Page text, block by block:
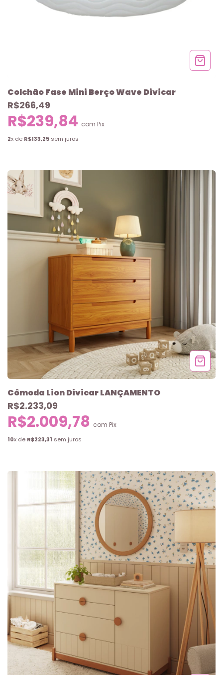
Colchão Fase Mini Berço Wave Divicar
R$266,49
R$239,84 com Pix
2x de R$133,25 sem juros
Cômoda Lion Divicar LANÇAMENTO
R$2.233,09
R$2.009,78 com Pix
10x de R$223,31 sem juros